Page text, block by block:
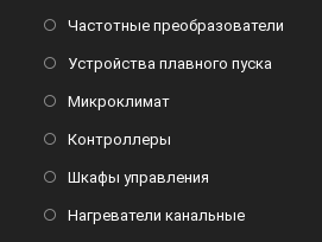
Частотные преобразователи
Устройства плавного пуска
МикроклиматОткроется
вкладке
Контроллеры
вкладке
Шкафы управления
Нагреватели канальныеОткроется